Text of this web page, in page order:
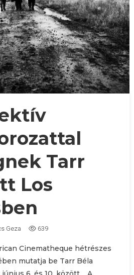
Tarr
Los
Geza 639
Cinematheque hétrészes
mutatja be Tarr Béla